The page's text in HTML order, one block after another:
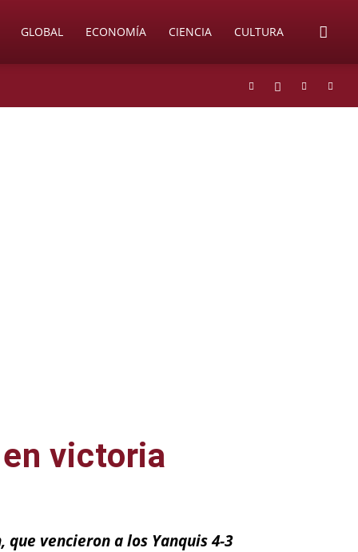
GLOBAL ECONOMÍA CIENCIA CULTURA
victoria
vencieron a los Yanquis 4-3